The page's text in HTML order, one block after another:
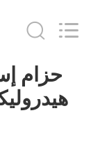
منزل،حزام